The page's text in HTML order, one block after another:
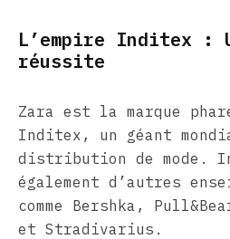
L’empire Inditex :
réussite
Zara est la marque
Inditex, un géant
distribution de mode.
également d’autres
comme Bershka,
et Stradivarius.